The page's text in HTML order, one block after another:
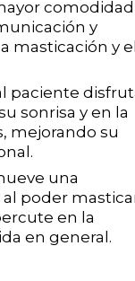
comodidad
y
masticación y
paciente
sonrisa y en la
mejorando su
una
poder
en la
en general.